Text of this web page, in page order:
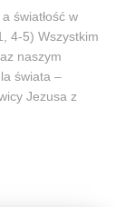
światłość w
4-5) Wszystkim
naszym
świata –
Jezusa z